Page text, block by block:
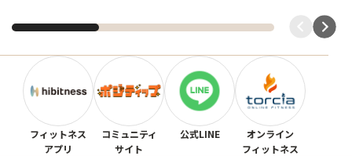
その他
男性：人工温泉トゴールⓇの湯、水風呂、サ
ウナはオートロウリュ付
ウナはオートロウリュ付
不明な点がございましたら店舗までお問合せ
ください。
フィットネス
アプリ
コミュニティ
サイト
公式LINE
オンライン
フィットネス